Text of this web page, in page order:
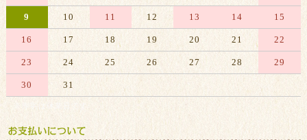
9 10 11 12 13 14 15
16 17 18 19 20 21 22
23 24 25 26 27 28 29
30 31
※赤字は休業日です